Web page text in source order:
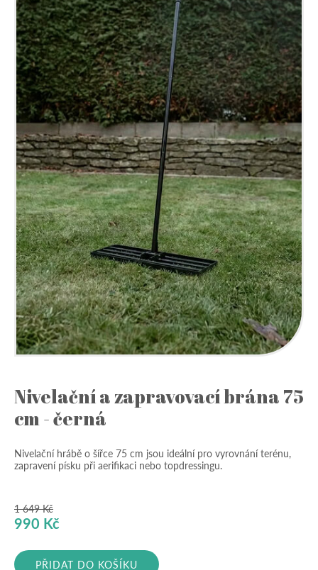
Nivelační a zapravovací brána 75
cm - černá
Nivelační hrábě o šířce 75 cm jsou ideální pro vyrovnání terénu,
zapravení písku při aerifikaci nebo topdressingu.
1 649Kč
Původní
byla:
990 Kč
je:
PŘIDAT DO KOŠÍKU